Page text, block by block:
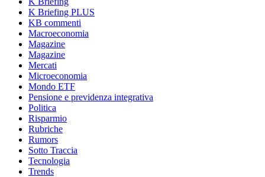
K Briefing PLUS
KB commenti
Macroeconomia
Magazine
Magazine
Mercati
Microeconomia
Mondo ETF
Pensione e previdenza integrativa
Politica
Risparmio
Rubriche
Rumors
Sotto Traccia
Tecnologia
Trends